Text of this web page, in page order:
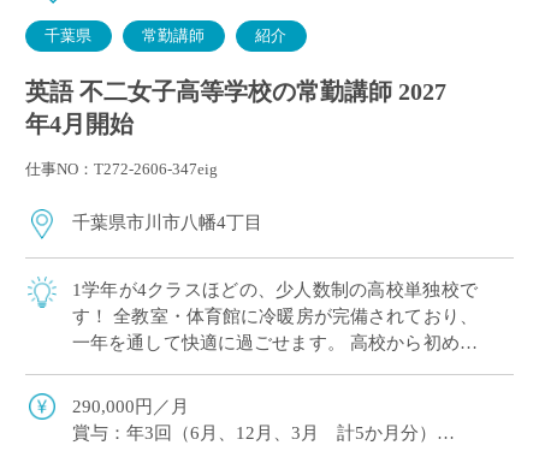
千葉県 常勤講師 紹介
英語 不二女子高等学校の常勤講師 2027
年4月開始
仕事NO：T272-2606-347eig
千葉県市川市八幡4丁目
1学年が4クラスほどの、少人数制の高校単独校で
す！ 全教室・体育館に冷暖房が完備されており、
一年を通して快適に過ごせます。 高校から初めて
部活に複数顧問制を採用しています。 常 […]
290,000円／月
賞与：年3回（6月、12月、3月 計5か月分）